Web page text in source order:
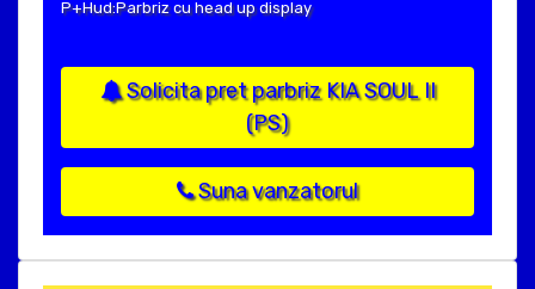
P+Hud:Parbriz cu head up display
Solicita pret parbriz KIA SOUL II
(PS)
Suna vanzatorul